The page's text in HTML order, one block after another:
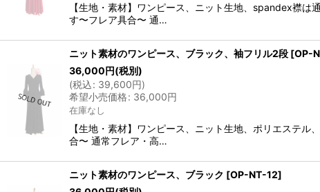
【生地・素材】ワンピース、ニット生地、spandex襟
す〜フレア具合〜 通…
ニット素材のワンピース、ブラック、袖フリル2段 [OP-
36,000円(税別)
(税込: 39,600円)
希望小売価格: 36,000円
在庫なし
【生地・素材】ワンピース、ニット生地、ポリエステ
合〜 通常フレア・高…
ニット素材のワンピース、ブラック [OP-NT-12]